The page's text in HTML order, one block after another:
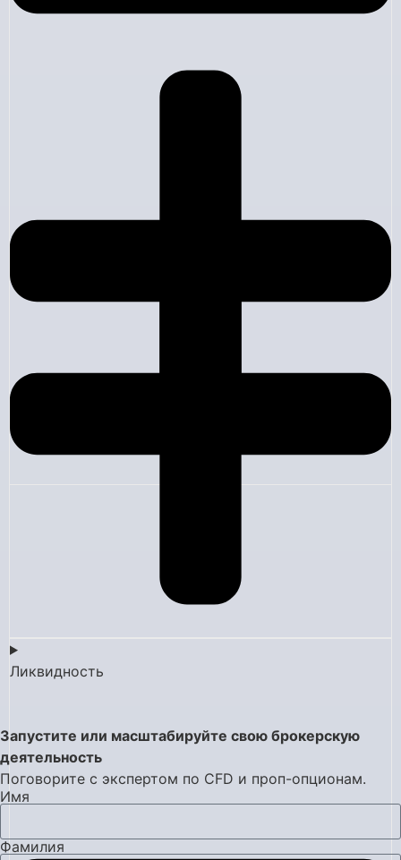
Ликвидность
Запустите или масштабируйте свою брокерскую
деятельность
Поговорите с экспертом по CFD и проп-опционам.
Имя
Фамилия